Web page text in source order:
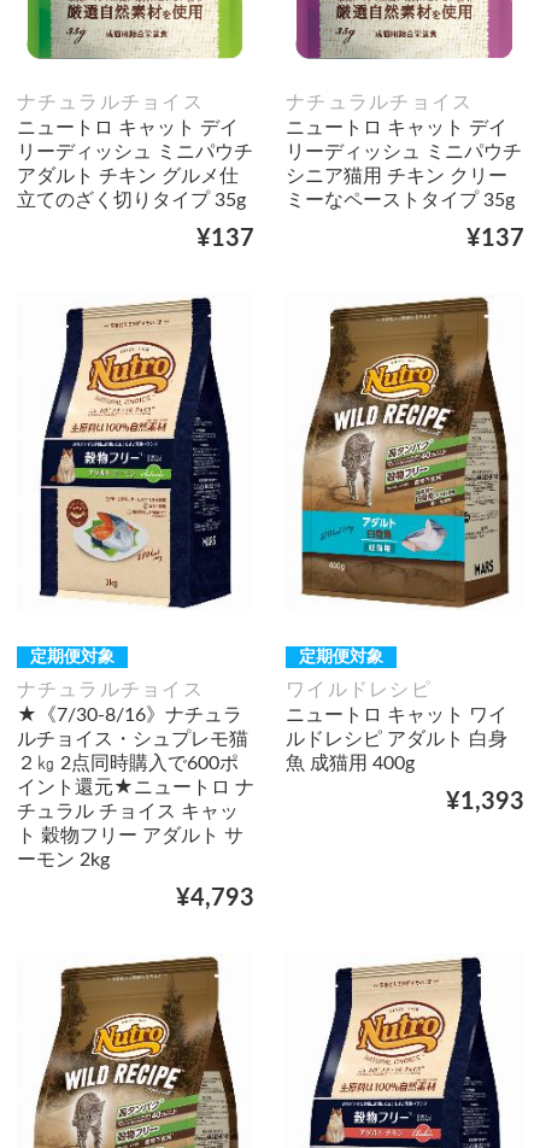
ナチュラルチョイス
ニュートロ キャット デイ
リーディッシュ ミニパウチ
アダルト チキン グルメ仕
立てのざく切りタイプ 35g
¥137
ナチュラルチョイス
ニュートロ キャット デイ
リーディッシュ ミニパウチ
シニア猫用 チキン クリー
ミーなペーストタイプ 35g
¥137
定期便対象
ナチュラルチョイス
★《7/30-8/16》ナチュラ
ルチョイス・シュプレモ猫
２㎏ 2点同時購入で600ポ
イント還元★ニュートロ ナ
チュラル チョイス キャッ
ト 穀物フリー アダルト サ
ーモン 2kg
¥4,793
定期便対象
ワイルドレシピ
ニュートロ キャット ワイ
ルドレシピ アダルト 白身
魚 成猫用 400g
¥1,393